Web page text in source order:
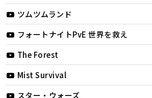
ツムツムランド
フォートナイトPvE 世界を救え
The Forest
Mist Survival
スター・ウォーズ